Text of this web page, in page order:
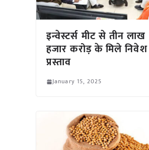
इन्वेस्टर्स मीट से तीन
हजार करोड़ के मिले
प्रस्ताव
January 15, 2025